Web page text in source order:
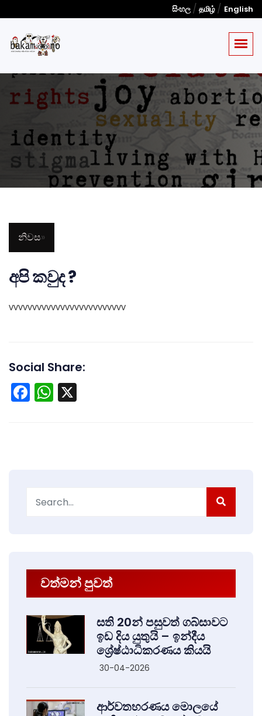
සිංහල/ தமிழ் / English
නිවස»
අපි කවුද ?
vvvvvvvvvvvvvvvvvvvvvvvvv
Social Share:
Facebook
WhatsApp
for:
වත්මන් පුවත්
සති 20න් පසුවත් ගබ්සාවට
ඉඩ දිය යුතුයි – ඉන්දීය
ශ්‍රේෂ්ඨාධිකරණය කියයි
30-04-2026
ආර්වතහරණය මොලයේ